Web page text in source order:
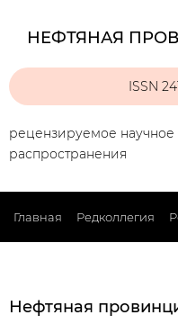
НЕФТЯНАЯ
ISSN
рецензируемое научное
распространения
Главная Редколлегия
Нефтяная